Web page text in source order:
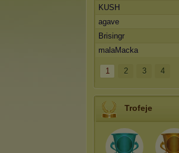
KUSH
agave
Brisingr
malaMacka
1 2 3 4
Trofeje